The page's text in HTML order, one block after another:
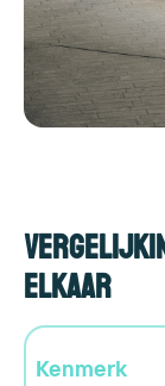
elkaar
Kenmerk